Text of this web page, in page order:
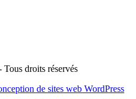
droits réservés
de sites web WordPress